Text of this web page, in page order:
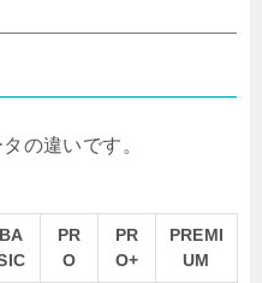
の違いです。
BA
PR
O
PR
O+
PREMI
UM